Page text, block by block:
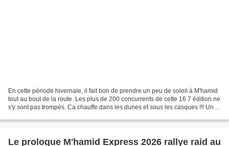
En cette période hivernale, il fait bon de prendre un peu de soleil à M'hamid
tout au bout de la route. Les plus de 200 concurrents de cette 16 7 édition ne
s'y sont pas trompés. Ca chauffe dans les dunes et sous les casques !!! Une
Le prologue M'hamid Express 2026 rallye raid au